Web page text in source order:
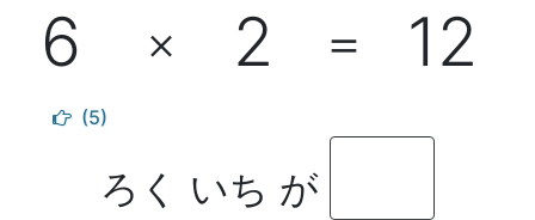
6 × 2 ＝ 12
(5)
ろく いち が